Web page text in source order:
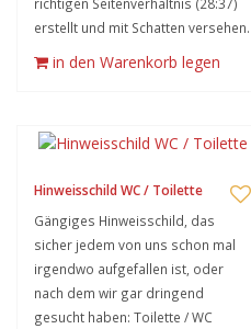
erstellt und mit Schatten versehen.
in den Warenkorb legen
Hinweisschild WC / Toilette
Gängiges Hinweisschild, das
sicher jedem von uns schon mal
irgendwo aufgefallen ist, oder
nach dem wir gar dringend
gesucht haben: Toilette / WC